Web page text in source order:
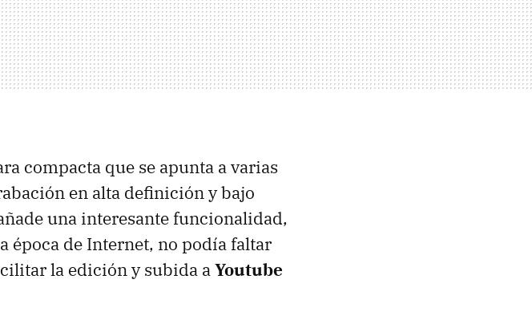
compacta que se apunta a varias
en alta definición y bajo
una interesante funcionalidad,
época de Internet, no podía faltar
la edición y subida aYoutube